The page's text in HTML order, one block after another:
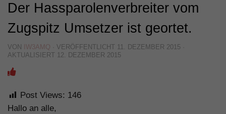
Der Hassparolenverbreiter vom
Zugspitz Umsetzer ist geortet.
VON IW3AMQ · VERÖFFENTLICHT 11. DEZEMBER 2015 ·
AKTUALISIERT 12. DEZEMBER 2015
Post Views: 146
Hallo an alle,